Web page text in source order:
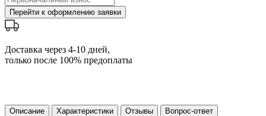
Перейти к оформлению заявки
Доставка через 4-10 дней,
только после 100% предоплаты
Описание Характеристики Отзывы Вопрос-ответ